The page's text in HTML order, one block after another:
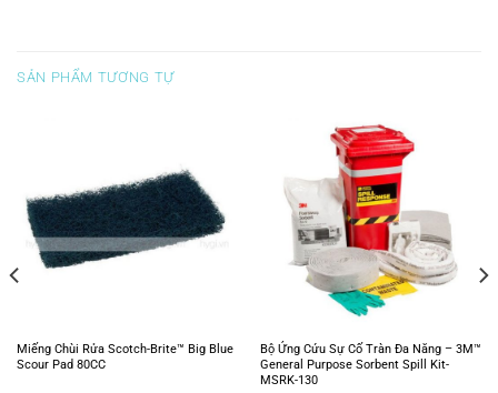
SẢN PHẨM TƯƠNG TỰ
Miếng Chùi Rửa Scotch-Brite™ Big Blue
Scour Pad 80CC
Bộ Ứng Cứu Sự Cố Tràn Đa Năng – 3M™
General Purpose Sorbent Spill Kit-
MSRK-130